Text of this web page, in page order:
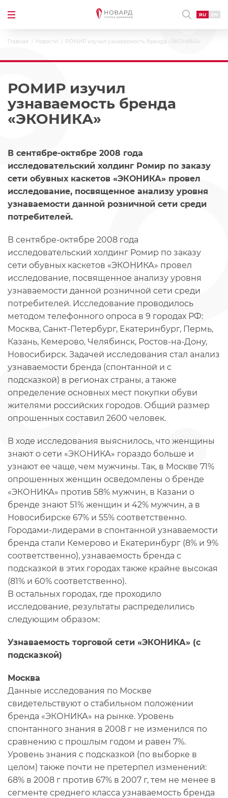
RU EN
Главная Новости РОМИР изучил узнаваемость бренда «ЭКОНИКА»
РОМИР изучил
узнаваемость бренда
«ЭКОНИКА»
В сентябре-октябре 2008 года
исследовательский холдинг Ромир по заказу
сети обувных каскетов «ЭКОНИКА» провел
исследование, посвященное анализу уровня
узнаваемости данной розничной сети среди
потребителей.
В сентябре-октябре 2008 года
исследовательский холдинг Ромир по заказу
сети обувных каскетов «ЭКОНИКА» провел
исследование, посвященное анализу уровня
узнаваемости данной розничной сети среди
потребителей. Исследование проводилось
методом телефонного опроса в 9 городах РФ:
Москва, Санкт-Петербург, Екатеринбург, Пермь,
Казань, Кемерово, Челябинск, Ростов-на-Дону,
Новосибирск. Задачей исследования стал анализ
узнаваемости бренда (спонтанной и с
подсказкой) в регионах страны, а также
определение основных мест покупки обуви
жителями российских городов. Общий размер
опрошенных составил 2600 человек.
В ходе исследования выяснилось, что женщины
знают о сети «ЭКОНИКА» гораздо больше и
узнают ее чаще, чем мужчины. Так, в Москве 71%
опрошенных женщин осведомлены о бренде
«ЭКОНИКА» против 58% мужчин, в Казани о
бренде знают 51% женщин и 42% мужчин, а в
Новосибирске 67% и 55% соответственно.
Городами-лидерами в спонтанной узнаваемости
бренда стали Кемерово и Екатеринбург (8% и 9%
соответственно), узнаваемость бренда с
подсказкой в этих городах также крайне высокая
(81% и 60% соответственно).
В остальных городах, где проходило
исследование, результаты распределились
следующим образом:
Узнаваемость торговой сети «ЭКОНИКА» (с
подсказкой)
Москва
Данные исследования по Москве
свидетельствуют о стабильном положении
бренда «ЭКОНИКА» на рынке. Уровень
спонтанного знания в 2008 г не изменился по
сравнению с прошлым годом и равен 7%.
Уровень знания с подсказкой (по выборке в
целом) также почти не претерпел изменений:
68% в 2008 г против 67% в 2007 г, тем не менее в
сегменте среднего класса узнаваемость бренда